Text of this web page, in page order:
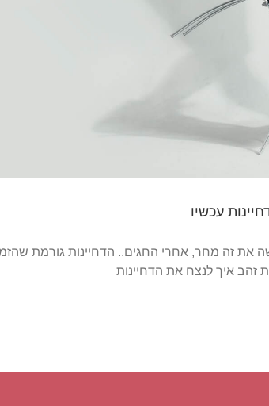
זה מחר, אחרי החגים.. הדחיינות גורמת שהזמן